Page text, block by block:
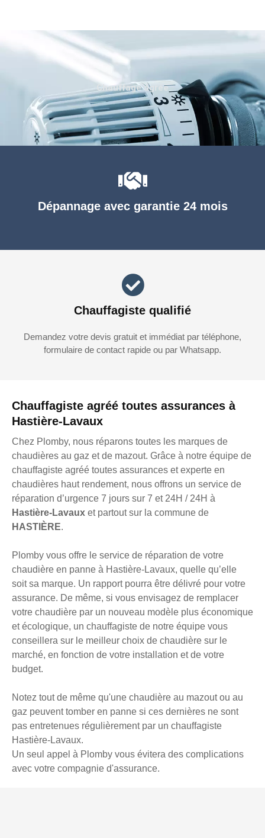
Chauffagiste agréé toutes assurances à
Hastière-Lavaux
Chez Plomby, nous réparons toutes les marques de
chaudières au gaz et de mazout. Grâce à notre équipe de
chauffagiste agréé toutes assurances et experte en
chaudières haut rendement, nous offrons un service de
réparation d’urgence 7 jours sur 7 et 24H / 24H à
Hastière-Lavaux et partout sur la commune de
HASTIÈRE.
Plomby vous offre le service de réparation de votre
chaudière en panne à Hastière-Lavaux, quelle qu’elle
soit sa marque. Un rapport pourra être délivré pour votre
assurance. De même, si vous envisagez de remplacer
votre chaudière par un nouveau modèle plus économique
et écologique, un chauffagiste de notre équipe vous
conseillera sur le meilleur choix de chaudière sur le
marché, en fonction de votre installation et de votre
budget.
Notez tout de même qu'une chaudière au mazout ou au
gaz peuvent tomber en panne si ces dernières ne sont
pas entretenues régulièrement par un chauffagiste
Hastière-Lavaux.
Un seul appel à Plomby vous évitera des complications
avec votre compagnie d'assurance.
Dépannage avec garantie 24 mois
Chauffagiste qualifié
Demandez votre devis gratuit et immédiat par téléphone,
formulaire de contact rapide ou par Whatsapp.
Chauffage agréé